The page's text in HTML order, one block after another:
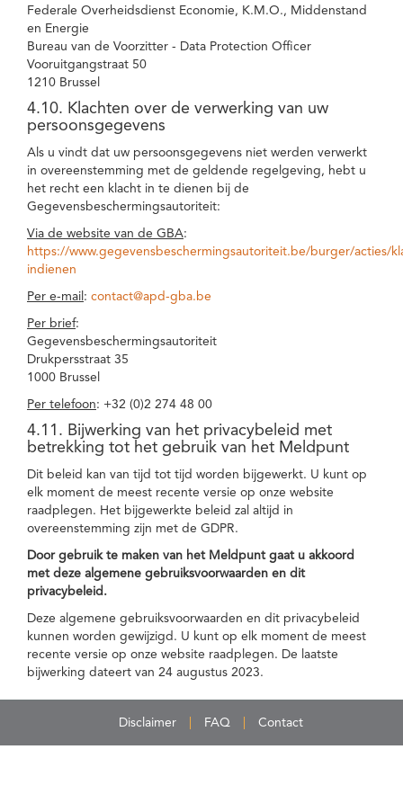
Federale Overheidsdienst Economie, K.M.O., Middenstand
en Energie
Bureau van de Voorzitter - Data Protection Officer
Vooruitgangstraat 50
1210 Brussel
4.10. Klachten over de verwerking van uw
persoonsgegevens
Als u vindt dat uw persoonsgegevens niet werden verwerkt
in overeenstemming met de geldende regelgeving, hebt u
het recht een klacht in te dienen bij de
Gegevensbeschermingsautoriteit:
Via de website van de GBA:
https://www.gegevensbeschermingsautoriteit.be/burger/acties/
indienen
Per e-mail : contact@apd-gba.be
Per brief:
Gegevensbeschermingsautoriteit
Drukpersstraat 35
1000 Brussel
Per telefoon: +32 (0)2 274 48 00
4.11. Bijwerking van het privacybeleid met
betrekking tot het gebruik van het Meldpunt
Dit beleid kan van tijd tot tijd worden bijgewerkt. U kunt op
elk moment de meest recente versie op onze website
raadplegen. Het bijgewerkte beleid zal altijd in
overeenstemming zijn met de GDPR.
Door gebruik te maken van het Meldpunt gaat u akkoord
met deze algemene gebruiksvoorwaarden en dit
privacybeleid.
Deze algemene gebruiksvoorwaarden en dit privacybeleid
kunnen worden gewijzigd. U kunt op elk moment de meest
recente versie op onze website raadplegen. De laatste
bijwerking dateert van 24 augustus 2023.
Disclaimer FAQ Contact